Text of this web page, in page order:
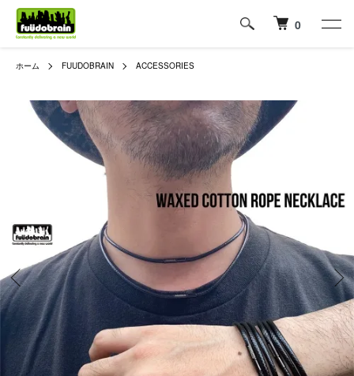
0
ホーム FUUDOBRAIN ACCESSORIES